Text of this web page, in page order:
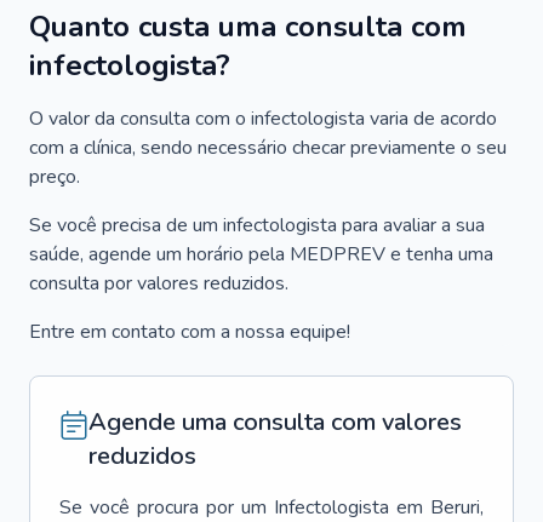
Quanto custa uma consulta com
infectologista?
O valor da consulta com o infectologista varia de acordo
com a clínica, sendo necessário checar previamente o seu
preço.
Se você precisa de um infectologista para avaliar a sua
saúde, agende um horário pela MEDPREV e tenha uma
consulta por valores reduzidos.
Entre em contato com a nossa equipe!
Agende uma consulta com valores
reduzidos
Se você procura por um Infectologista em Beruri,